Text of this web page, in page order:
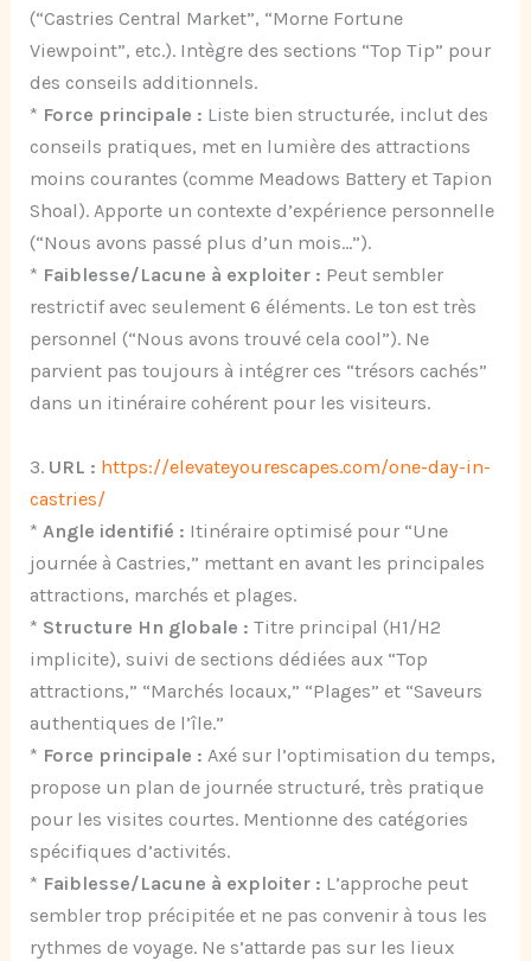
(“Castries Central Market”, “Morne Fortune
Viewpoint”, etc.). Intègre des sections “Top Tip” pour
des conseils additionnels.
* Force principale : Liste bien structurée, inclut des
conseils pratiques, met en lumière des attractions
moins courantes (comme Meadows Battery et Tapion
Shoal). Apporte un contexte d’expérience personnelle
(“Nous avons passé plus d’un mois…”).
* Faiblesse/Lacune à exploiter : Peut sembler
restrictif avec seulement 6 éléments. Le ton est très
personnel (“Nous avons trouvé cela cool”). Ne
parvient pas toujours à intégrer ces “trésors cachés”
dans un itinéraire cohérent pour les visiteurs.
3. URL : https://elevateyourescapes.com/one-day-in-
castries/
* Angle identifié : Itinéraire optimisé pour “Une
journée à Castries,” mettant en avant les principales
attractions, marchés et plages.
* Structure Hn globale : Titre principal (H1/H2
implicite), suivi de sections dédiées aux “Top
attractions,” “Marchés locaux,” “Plages” et “Saveurs
authentiques de l’île.”
* Force principale : Axé sur l’optimisation du temps,
propose un plan de journée structuré, très pratique
pour les visites courtes. Mentionne des catégories
spécifiques d’activités.
* Faiblesse/Lacune à exploiter : L’approche peut
sembler trop précipitée et ne pas convenir à tous les
rythmes de voyage. Ne s’attarde pas sur les lieux